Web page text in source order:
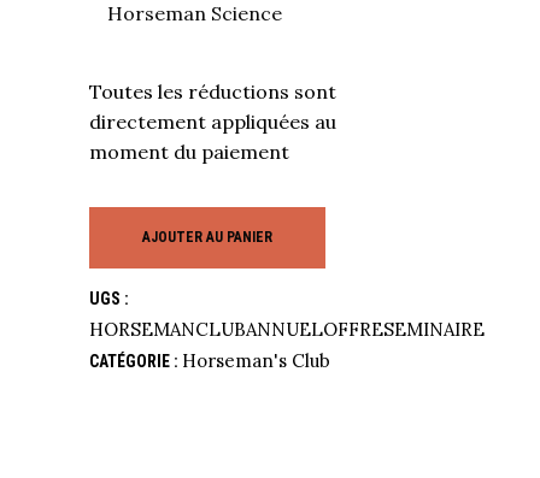
Horseman Science
Toutes les réductions sont
directement appliquées au
moment du paiement
AJOUTER AU PANIER
UGS :
HORSEMANCLUBANNUELOFFRESEMINAIRE
CATÉGORIE : Horseman's Club